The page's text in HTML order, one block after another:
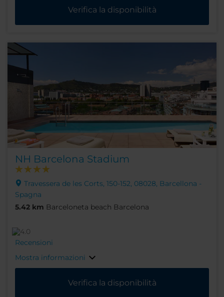
Verifica la disponibilità
NH Barcelona Stadium
Travessera de les Corts, 150-152, 08028, Barcellona -
Spagna
5.42 km Barceloneta beach Barcelona
Recensioni
Mostra informazioni
Verifica la disponibilità